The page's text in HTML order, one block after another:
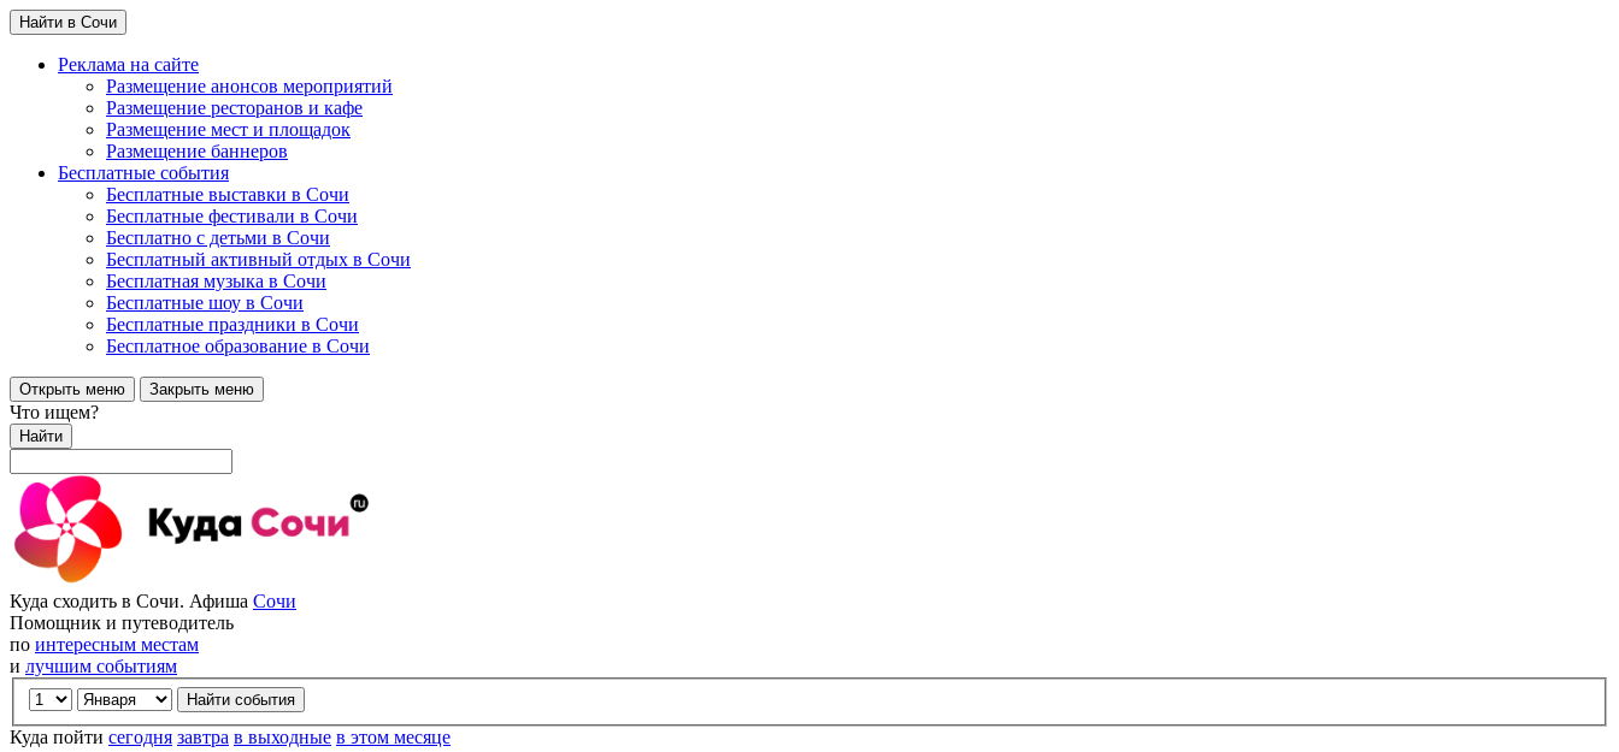
Найти в Сочи
Реклама на сайте
Размещение анонсов мероприятий
Размещение ресторанов и кафе
Размещение мест и площадок
Размещение баннеров
Бесплатные события
Бесплатные выставки в Сочи
Бесплатные фестивали в Сочи
Бесплатно с детьми в Сочи
Бесплатный активный отдых в Сочи
Бесплатная музыка в Сочи
Бесплатные шоу в Сочи
Бесплатные праздники в Сочи
Бесплатное образование в Сочи
Открыть меню Закрыть меню
Что ищем?
Найти
Куда сходить в Сочи. Афиша Сочи
Помощник и путеводитель
по интересным местам
и лучшим событиям
Куда пойти сегодня завтра в выходные в этом месяце